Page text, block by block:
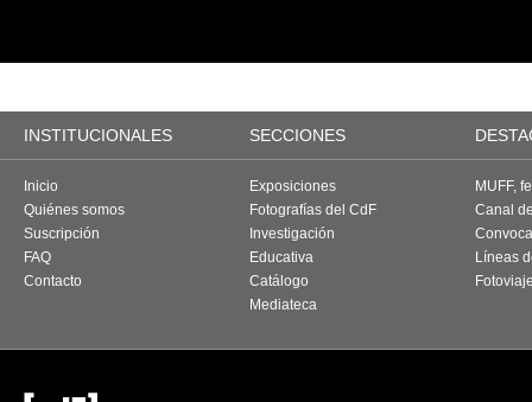
INSTITUCIONALES SECCIONES
Inicio
Quiénes somos
Suscripción
FAQ
Contacto
Exposiciones
Fotografías del CdF
Investigación
Educativa
Catálogo
Mediateca
MUFF,
Canal
Líneas